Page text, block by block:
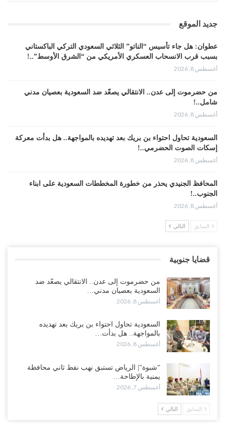
جديد الموقع
عطوان: هل جاء تأسيس “الناتو” الثلاثي السعودي التركي الباكستاني
بسبب قرب الانسحاب العسكري الأمريكي من “الشرق الأوسط”..!
أغسطس 8, 2026
من حضرموت إلى عدن.. الانتقالي يصعّد ضد السعودية بعصيان مدني
شامل..!
أغسطس 8, 2026
السعودية تحاول احتواء بن بريك بعد تهديده بالمواجهة.. هل بدأت معركة
إسكات الصوت الحضرمي..!
أغسطس 8, 2026
المحافظ الجنيدي يحذر من خطورة المخططات السعودية على ابناء
الجنوب..!
أغسطس 8, 2026
“تقرير“| تفوق استخباري يغيّر قواعد الاشتباك.. كيف أحبطت صنعاء
فصائل موالية للإمارات..!
أغسطس 7, 2026
“أبين“| احتجاجًا على تردي الأوضاع المعيشية.. إضراب يشل سوق الرباط
في يافع..!
أغسطس 7, 2026
دعوات لتطوير خدمات السمع ومواكبة التقنيات…
أغسطس 7, 2026
“حضرموت“| عصيان مدني واسع ورفض للتجنيد السعودي يوسّعان
السابق التالي
قضايا جنوبية
من حضرموت إلى عدن.. الانتقالي يصعّد ضد
السعودية بعصيان مدني…
أغسطس 8, 2026
السعودية تحاول احتواء بن بريك بعد تهديده
بالمواجهة.. هل بدأت…
أغسطس 8, 2026
“شبوة“| الرياض تستبق نهب نفط ثاني محافظة
يمنية بالإطاحة…
أغسطس 7, 2026
السابق التالي